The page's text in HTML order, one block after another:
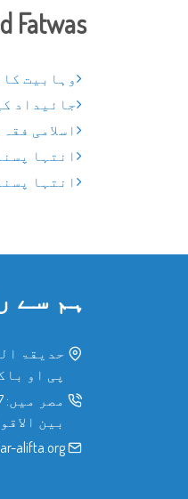
Fatwas
وہابیت
جائیداد
اسلامی
انتہا
انتہا
ہم سے
حدیقۃ
پی او باکس:
مصر میں:
بین
alifta.org